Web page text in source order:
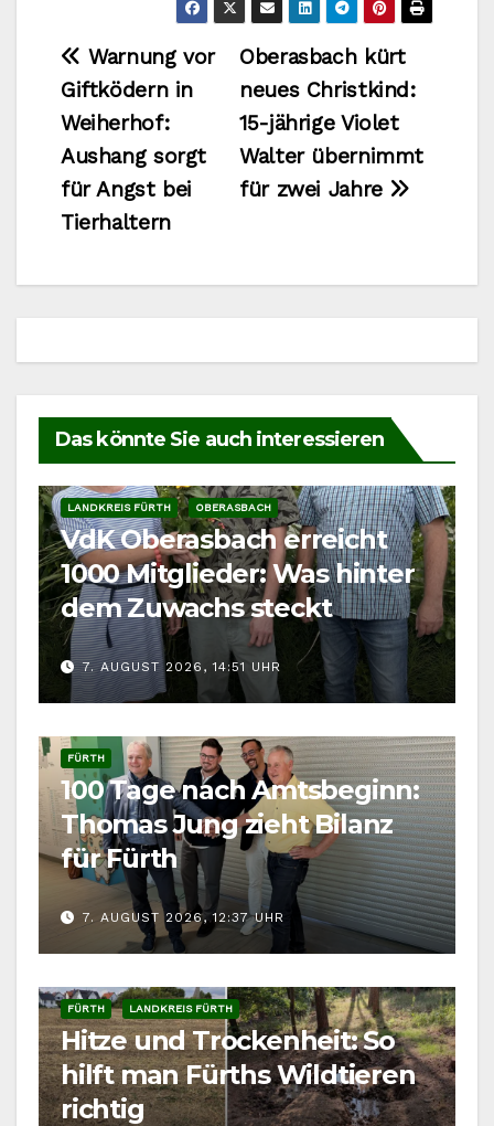
Beitragsnavigation
Oberasbach kürt
neues Christkind:
15-jährige Violet
Walter übernimmt
für zwei Jahre
Warnung vor
Giftködern in
Weiherhof:
Aushang sorgt
für Angst bei
Tierhaltern
Das könnte Sie auch interessieren
LANDKREIS FÜRTH OBERASBACH
VdK Oberasbach erreicht
1000 Mitglieder: Was hinter
dem Zuwachs steckt
7. AUGUST 2026, 14:51 UHR
FÜRTH
100 Tage nach Amtsbeginn:
Thomas Jung zieht Bilanz
für Fürth
7. AUGUST 2026, 12:37 UHR
FÜRTH LANDKREIS FÜRTH
Hitze und Trockenheit: So
hilft man Fürths Wildtieren
richtig